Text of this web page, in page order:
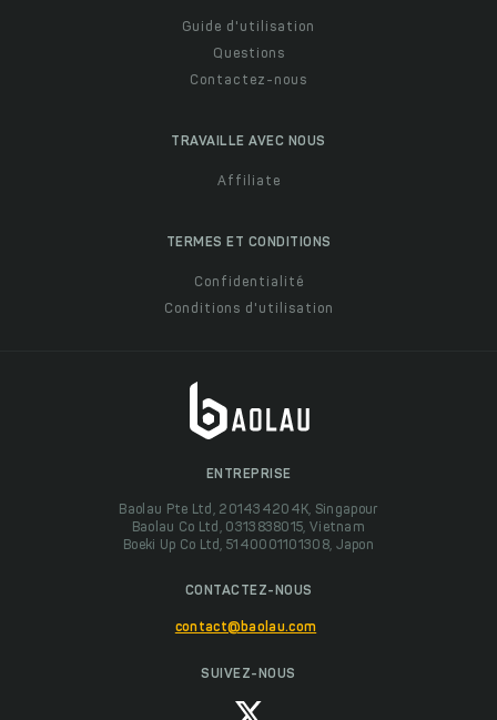
Guide d'utilisation
Questions
Contactez-nous
TRAVAILLE AVEC NOUS
Affiliate
TERMES ET CONDITIONS
Confidentialité
Conditions d'utilisation
ENTREPRISE
Baolau Pte Ltd, 201434204K, Singapour
Baolau Co Ltd, 0313838015, Vietnam
Boeki Up Co Ltd, 5140001101308, Japon
CONTACTEZ-NOUS
contact@baolau.com
SUIVEZ-NOUS